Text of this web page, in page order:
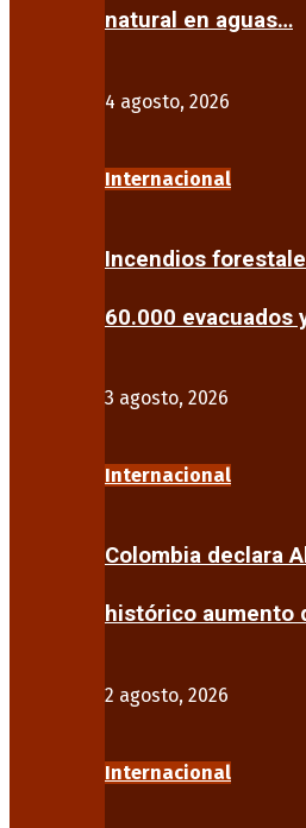
natural en aguas…
4 agosto, 2026
Internacional
Incendios
60.000 evacuados
3 agosto, 2026
Internacional
Colombia declara
histórico aumento
2 agosto, 2026
Internacional